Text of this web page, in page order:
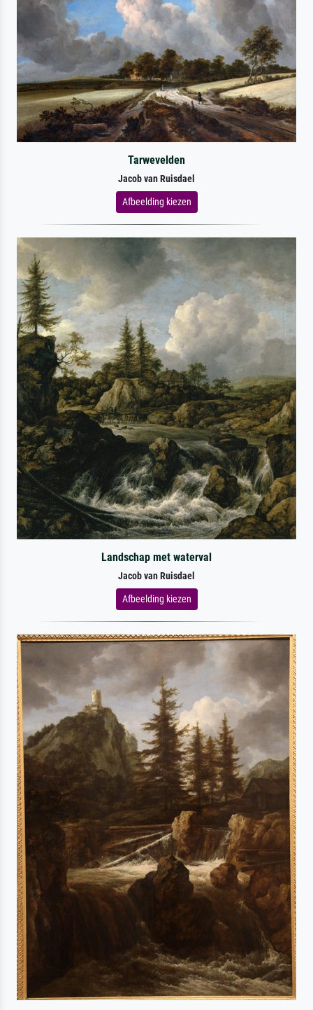
Tarwevelden
Jacob van Ruisdael
Afbeelding kiezen
Landschap met waterval
Jacob van Ruisdael
Afbeelding kiezen